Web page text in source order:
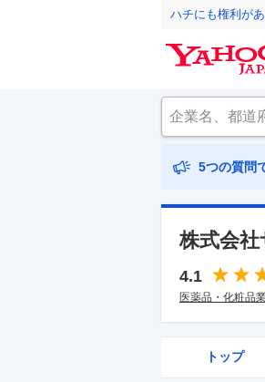
ハチにも権利が
5つの質問
株式会
4.1
医薬品・化粧品
トップ